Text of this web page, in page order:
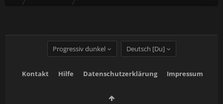
Progressiv dunkel Deutsch [Du]
Kontakt Hilfe Datenschutzerklärung Impressum